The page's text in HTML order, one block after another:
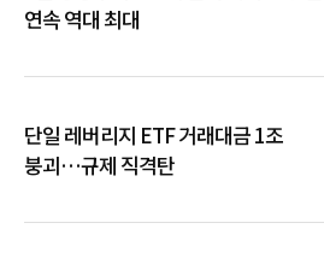
연속 역대 최대
단일 레버리지 ETF 거래대금 1조
붕괴…규제 직격탄